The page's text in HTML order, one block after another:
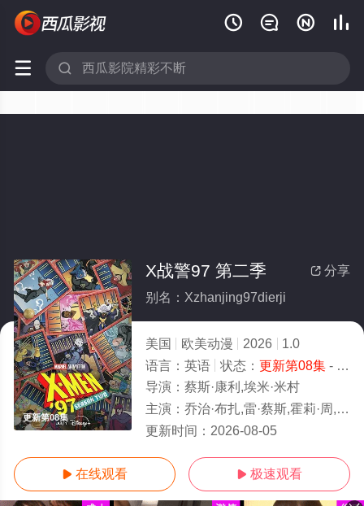
   
 
更新第08集
 分享
X战警97 第二季
别名：Xzhanjing97dierji
美国 欧美动漫 2026
1.0
语言： 英语 状态： 更新第08集- 免费在线观看
导演： 蔡斯·康利,埃米·米村
主演： 乔治·布扎,雷·蔡斯,霍莉·周,卡尔·J·杜德,詹妮弗·黑尔,JP·卡利亚赫,
更新时间： 2026-08-05
 在线观看  极速观看